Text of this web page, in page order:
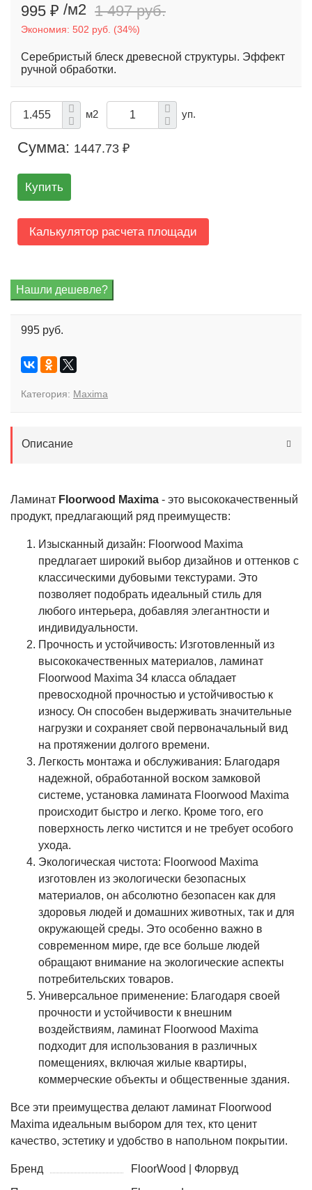
995 ₽ /м2 1 497 руб.
Экономия: 502 руб. (34%)
Серебристый блеск древесной структуры. Эффект
ручной обработки.
м2 уп.
Сумма: 1447.73 ₽
Купить
Калькулятор расчета площади
995 руб.
Категория: Maxima
Описание
Ламинат Floorwood Maxima - это высококачественный
продукт, предлагающий ряд преимуществ:
Изысканный дизайн: Floorwood Maxima
предлагает широкий выбор дизайнов и оттенков с
классическими дубовыми текстурами. Это
позволяет подобрать идеальный стиль для
любого интерьера, добавляя элегантности и
индивидуальности.
Прочность и устойчивость: Изготовленный из
высококачественных материалов, ламинат
Floorwood Maxima 34 класса обладает
превосходной прочностью и устойчивостью к
износу. Он способен выдерживать значительные
нагрузки и сохраняет свой первоначальный вид
на протяжении долгого времени.
Легкость монтажа и обслуживания: Благодаря
надежной, обработанной воском замковой
системе, установка ламината Floorwood Maxima
происходит быстро и легко. Кроме того, его
поверхность легко чистится и не требует особого
ухода.
Экологическая чистота: Floorwood Maxima
изготовлен из экологически безопасных
материалов, он абсолютно безопасен как для
здоровья людей и домашних животных, так и для
окружающей среды. Это особенно важно в
современном мире, где все больше людей
обращают внимание на экологические аспекты
потребительских товаров.
Универсальное применение: Благодаря своей
прочности и устойчивости к внешним
воздействиям, ламинат Floorwood Maxima
подходит для использования в различных
помещениях, включая жилые квартиры,
коммерческие объекты и общественные здания.
Все эти преимущества делают ламинат Floorwood
Maxima идеальным выбором для тех, кто ценит
качество, эстетику и удобство в напольном покрытии.
Бренд
FloorWood | Флорвуд